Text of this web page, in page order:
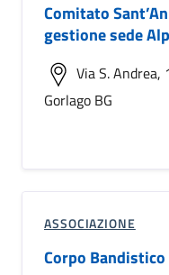
Comitato
gestione sede
Via S.
Gorlago BG
ASSOCIAZIONE
Corpo Bandistico